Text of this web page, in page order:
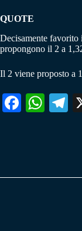
QUOTE
Decisamente
propongono il 2 a
Il 2 viene proposto a
Fa W
pp m